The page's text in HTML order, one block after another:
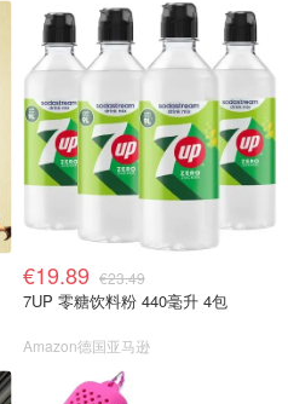
€19.89 €23.49
7UP 零糖饮料粉 440毫升 4包
Amazon德国亚马逊